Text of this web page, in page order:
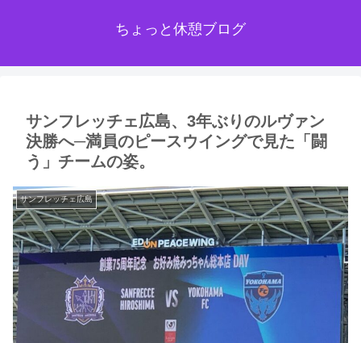
ちょっと休憩ブログ
サンフレッチェ広島、3年ぶりのルヴァン
決勝へ─満員のピースウイングで見た「闘
う」チームの姿。
サンフレッチェ広島